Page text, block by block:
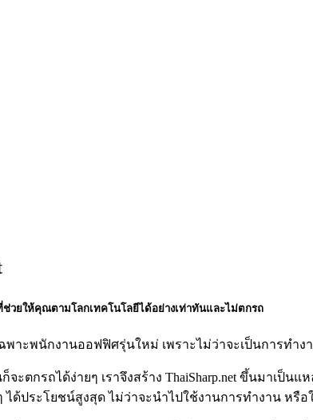
ช่วยให้คุณตามโลกเทคโนโลยีได้อย่างเท่าทันและไม่ตกรถ
พาะพนักงานออฟฟิศรุ่นใหม่ เพราะไม่ว่าจะเป็นการทำ
ะตกรถได้ง่ายๆ เราจึงสร้าง ThaiSharp.net ขึ้นมาเป็
ได้ประโยชน์สูงสุด ไม่ว่าจะนำไปใช้งานการทำงาน หรื